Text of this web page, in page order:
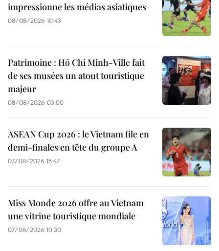
impressionne les médias asiatiques
08/08/2026 10:43
Patrimoine : Hô Chi Minh-Ville fait
de ses musées un atout touristique
majeur
08/08/2026 03:00
ASEAN Cup 2026 : le Vietnam file en
demi-finales en tête du groupe A
07/08/2026 15:47
Miss Monde 2026 offre au Vietnam
une vitrine touristique mondiale
07/08/2026 10:30